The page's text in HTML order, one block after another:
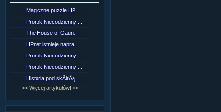
Magiczne puzzle HP
Prorok Niecodzienny ...
The House of Gaunt
HPnet istnieje napra...
Prorok Niecodzienny ...
Prorok Niecodzienny ...
Historia pod skĂłrÂą...
>> Więcej artykułów! <<